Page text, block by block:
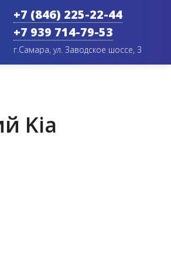
+7 (846) 225-22-44
+7 939 714-79-53
г.Самара, ул. Заводское шоссе, 3
Kia